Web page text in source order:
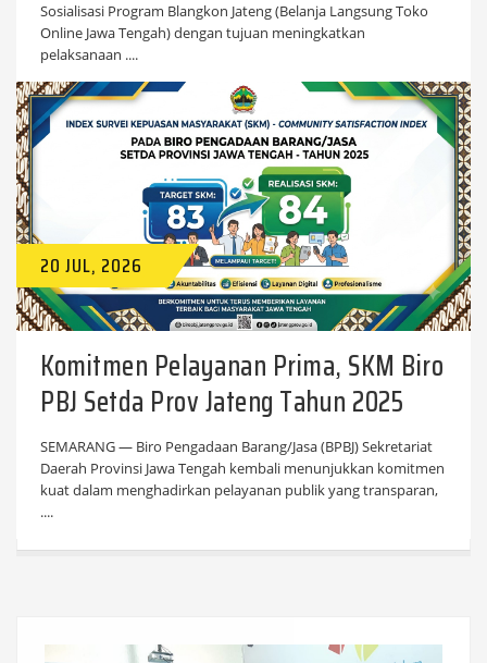
Sosialisasi Program Blangkon Jateng (Belanja Langsung Toko
Online Jawa Tengah) dengan tujuan meningkatkan
pelaksanaan ....
20 JUL, 2026
Komitmen Pelayanan Prima, SKM Biro
PBJ Setda Prov Jateng Tahun 2025
SEMARANG — Biro Pengadaan Barang/Jasa (BPBJ) Sekretariat
Daerah Provinsi Jawa Tengah kembali menunjukkan komitmen
kuat dalam menghadirkan pelayanan publik yang transparan,
....